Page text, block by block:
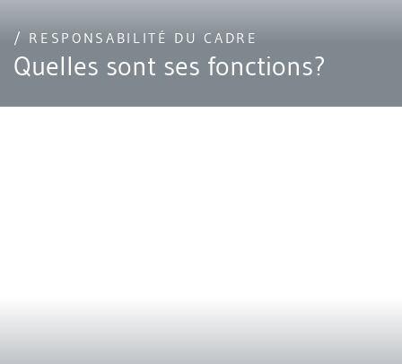
/ RESPONSABILITÉ DU CADRE
Quelles sont ses fonctions?